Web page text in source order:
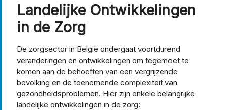
Landelijke Ontwikkelingen
in de Zorg
De zorgsector in België ondergaat voortdurend
veranderingen en ontwikkelingen om tegemoet te
komen aan de behoeften van een vergrijzende
bevolking en de toenemende complexiteit van
gezondheidsproblemen. Hier zijn enkele belangrijke
landelijke ontwikkelingen in de zorg: